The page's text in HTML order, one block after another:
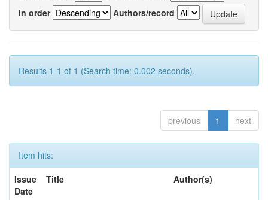
In order
Authors/record
Results 1-1 of 1 (Search time: 0.002 seconds).
previous 1 next
Item hits:
Issue
Date
Title Author(s)